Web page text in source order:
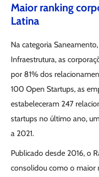
Maior ranking
Latina
Na categoria
Infraestrutura, as
por 81% dos
100 Open Startups, as
estabeleceram 247
startups no último ano,
a 2021.
Publicado desde 2016, o
consolidou como o maior